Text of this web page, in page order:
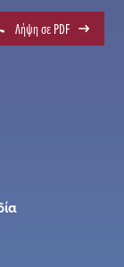
Λήψη σε PDF